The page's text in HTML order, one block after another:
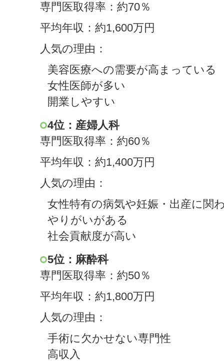
専門医取得率：約70％
平均年収：約1,600万円
人気の理由：
美容医療への需要が高まっている
女性医師が多い
開業しやすい
4位：産婦人科
専門医取得率：約60％
平均年収：約1,400万円
人気の理由：
女性特有の病気や妊娠・出産に関
やりがいがある
社会貢献度が高い
5位：麻酔科
専門医取得率：約50％
平均年収：約1,800万円
人気の理由：
手術に欠かせない専門性
高収入